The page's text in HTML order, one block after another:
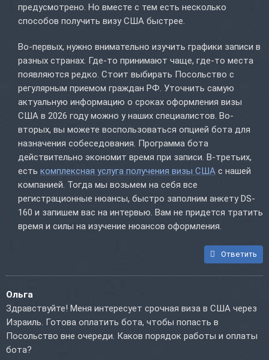
предусмотрено. Но вместе с тем есть несколько
способов получить визу США быстрее.
Во-первых, нужно внимательно изучить графики записи в
разных странах. Где-то принимают чаще, где-то места
появляются редко. Стоит выбирать Посольство с
регулярным приемом граждан РФ. Уточнить самую
актуальную информацию о сроках оформления визы
США в 2026 году можно у наших специалистов. Во-
вторых, вы можете воспользоваться опцией бота для
назначения собеседования. Программа бота
действительно экономит время при записи. В-третьих,
есть комплексная услуга получения визы США с нашей
компанией. Тогда мы возьмем на себя все
регистрационные нюансы, быстро заполним анкету DS-
160 и запишем вас на интервью. Вам не придется тратить
время и силы на изучение нюансов оформления.
Ответить
Ольга
Здравствуйте! Меня интересует срочная виза в США через
Израиль. Готова оплатить бота, чтобы попасть в
Посольство вне очереди. Каков порядок работы и оплаты
бота?